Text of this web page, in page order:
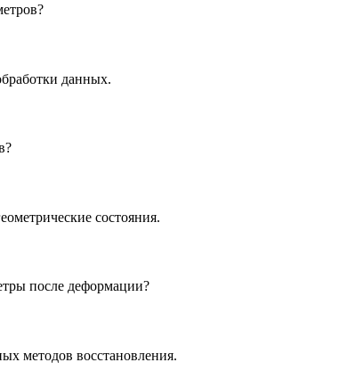
данных.
состояния.
после деформации?
методов восстановления.